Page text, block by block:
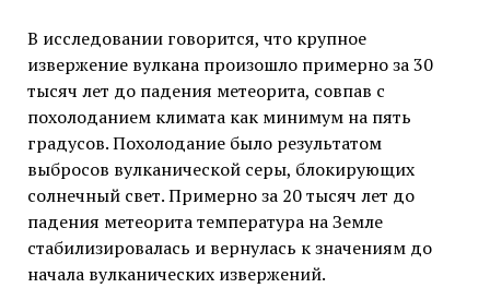
В исследовании говорится, что крупное
извержение вулкана произошло примерно за 30
тысяч лет до падения метеорита, совпав с
похолоданием климата как минимум на пять
градусов. Похолодание было результатом
выбросов вулканической серы, блокирующих
солнечный свет. Примерно за 20 тысяч лет до
падения метеорита температура на Земле
стабилизировалась и вернулась к значениям до
начала вулканических извержений.